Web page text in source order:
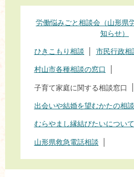
労働悩みごと相談会（山形県
知らせ）
ひきこもり相談 市民行政相
村山市各種相談の窓口
子育て家庭に関する相談窓口
出会いや結婚を望むかたの相
むらやまし縁結びたいについて
山形県救急電話相談